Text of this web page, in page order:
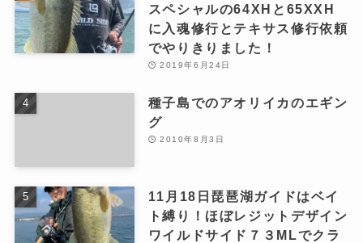
スペシャルの64XHと65XXH
に入魂修行とテキサス修行依頼
でやりきりました！
2019年6月24日
種子島でのアオリイカのエギン
グ
2010年8月3日
11月18日琵琶湖ガイドはベイ
ト縛り！ほぼレジットデザイン
ワイルドサイド７３MLでクラ